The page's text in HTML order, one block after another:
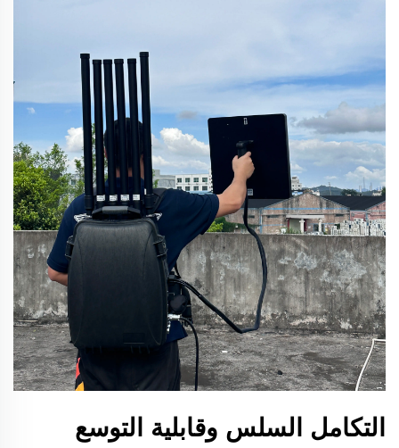
التكامل السلس وقابلية التوسع